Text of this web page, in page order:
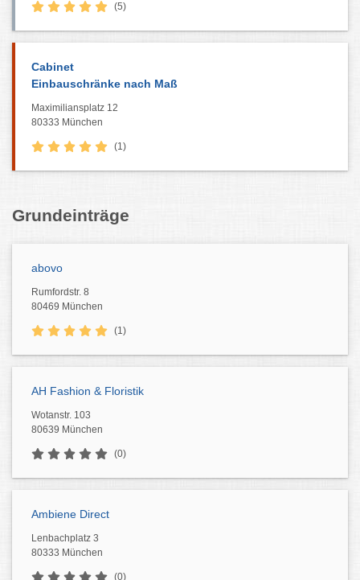
(5)
Cabinet
Einbauschränke nach Maß
Maximiliansplatz 12
80333 München
(1)
Grundeinträge
abovo
Rumfordstr. 8
80469 München
(1)
AH Fashion & Floristik
Wotanstr. 103
80639 München
(0)
Ambiene Direct
Lenbachplatz 3
80333 München
(0)